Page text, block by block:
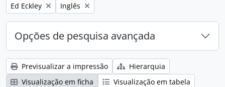
Remove filter:
Ed Eckley Remove filter:
Inglês
Opções de pesquisa avançada
Previsualizar a impressão
Hierarquia
Visualização em ficha
Visualização em tabela